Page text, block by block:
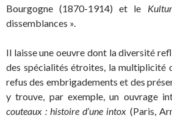
Bourgogne (1870-1914) et le
dissemblances ».
Il laisse une oeuvre dont la diversité
des spécialités étroites, la multiplicité
refus des embrigadements et des
y trouve, par exemple, un ouvrage
couteaux : histoire d’une intox (Paris,